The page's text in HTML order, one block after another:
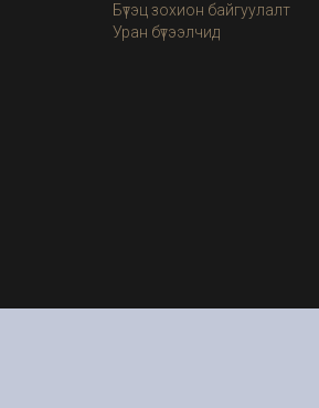
Бүтэц зохион байгуулалт
Уран бүтээлчид